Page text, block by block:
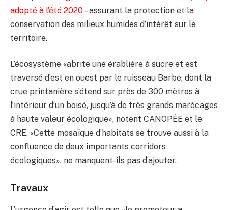
adopté à l’été 2020– assurant la protection et la
conservation des milieux humides d’intérêt sur le
territoire.
L’écosystème «abrite une érablière à sucre et est
traversé d’est en ouest par le ruisseau Barbe, dont la
crue printanière s’étend sur près de 300 mètres à
l’intérieur d’un boisé, jusqu’à de très grands marécages
à haute valeur écologique», notent CANOPÉE et le
CRE. «Cette mosaïque d’habitats se trouve aussi à la
confluence de deux importants corridors
écologiques», ne manquent-ils pas d’ajouter.
Travaux